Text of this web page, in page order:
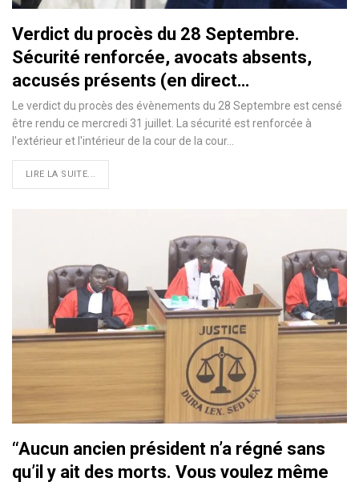
Verdict du procès du 28 Septembre.
Sécurité renforcée, avocats absents,
accusés présents (en direct…
Le verdict du procès des évènements du 28 Septembre est censé
être rendu ce mercredi 31 juillet. La sécurité est renforcée à
l'extérieur et l'intérieur de la cour de la cour…
LIRE LA SUITE...
‘‘Aucun ancien président n’a régné sans
qu’il y ait des morts. Vous voulez même